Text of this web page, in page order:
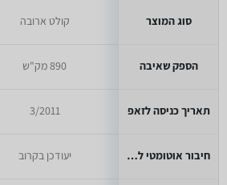
סוג המוצר
הספק שאיבה
תאריך כניסה לזאפ
חיבור אוטומטי לכיריים
קולט ארובה
890 מק"ש
3/2011
יעודכן בקרוב